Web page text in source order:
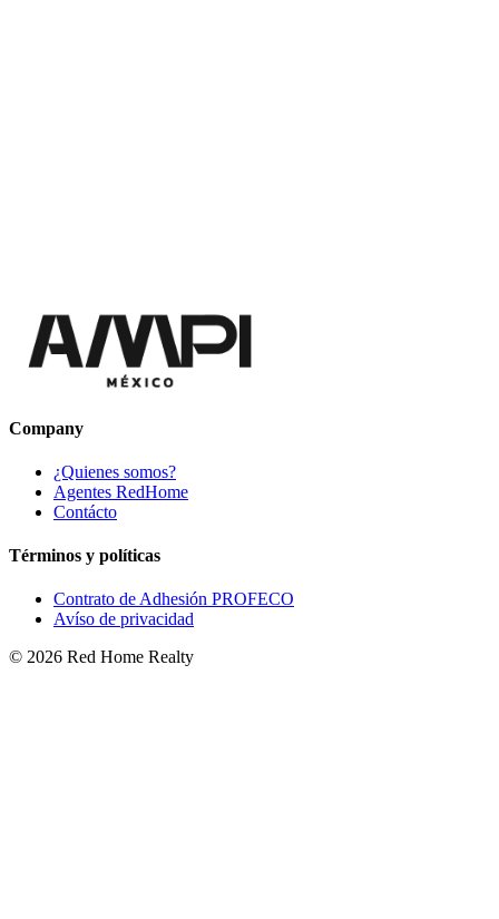
Company
¿Quienes somos?
Agentes RedHome
Contácto
Términos y políticas
Contrato de Adhesión PROFECO
Avíso de privacidad
© 2026 Red Home Realty